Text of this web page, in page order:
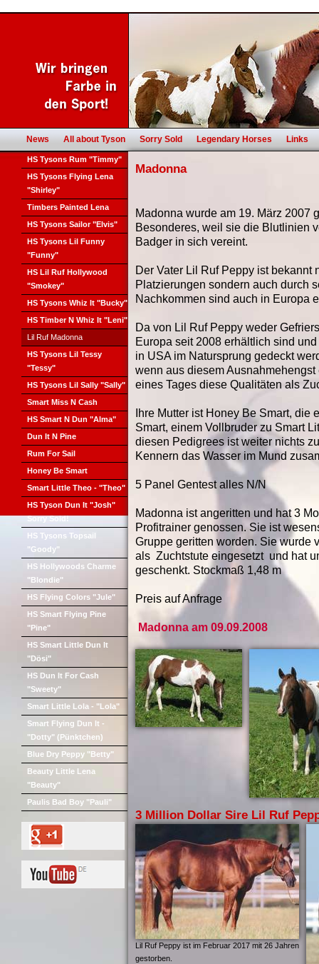
News All about Tyson Sorry Sold Legendary Horses Links
HS Tysons Rum "Timmy"
HS Tysons Flying Lena
"Shirley"
Timbers Painted Lena
HS Tysons Sailor "Elvis"
HS Tysons Lil Funny
"Funny"
HS Lil Ruf Hollywood
"Smokey"
HS Tysons Whiz It "Bucky"
HS Timber N Whiz It "Leni"
Lil Ruf Madonna
HS Tysons Lil Tessy
"Tessy"
HS Tysons Lil Sally "Sally"
Smart Miss N Cash
HS Smart N Dun "Alma"
Dun It N Pine
Rum For Sail
Honey Be Smart
Smart Little Theo - "Theo"
HS Tyson Dun It "Josh"
Sorry Sold!
HS Tysons Topsail
"Goody"
HS Hollywoods Charme
"Blondie"
HS Flying Colors "Jule"
HS Smart Flying Pine
"Pine"
HS Smart Little Dun It
"Dösi"
HS Dun It For Cash
"Sweety"
Smart Little Lola - "Lola"
Smart Flying Dun It -
"Dotty" (Pünktchen)
Blue Dry Peppy "Betty"
Beauty Little Lena
"Beauty"
Paulis Bad Boy "Pauli"
Madonna
Madonna wurde am 19. März 2007
Besonderes, weil sie die Blutlinien
Badger in sich vereint.
Der Vater Lil Ruf Peppy ist bekannt
Platzierungen sondern auch durch
Nachkommen sind auch in Europa
Da von Lil Ruf Peppy weder
Europa seit 2008 erhältlich sind
in USA im Natursprung gedeckt
wenn aus diesem
eines Tages diese Qualitäten als
Ihre Mutter ist Honey Be Smart, die
Smart, einem Vollbruder zu Smart
diesen Pedigrees ist weiter nichts
Kennern das Wasser im Mund
5 Panel Gentest alles N/N
Madonna ist angeritten und hat 3
Profitrainer genossen. Sie ist
Gruppe geritten worden. Sie wurde
als Zuchtstute eingesetzt und hat
geschenkt. Stockmaß 1,48 m
Preis auf Anfrage
Madonna am 09.09.2008
3 Million Dollar Sire Lil Ruf
Lil Ruf Peppy ist im Februar 2017 mit 26 Jahren
gestorben.